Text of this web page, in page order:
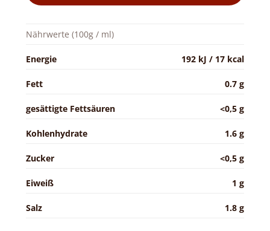
Nährwerte (100g / ml)
Energie 192 kJ / 17 kcal
Fett 0.7 g
gesättigte Fettsäuren <0,5 g
Kohlenhydrate 1.6 g
Zucker <0,5 g
Eiweiß 1 g
Salz 1.8 g